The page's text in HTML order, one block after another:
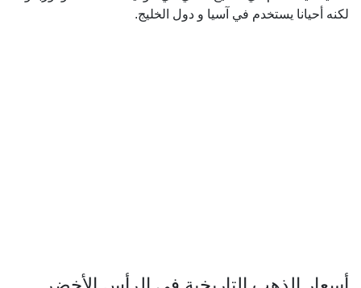
لكنه أحيانا يستخدم في آسيا و دول الخليج.